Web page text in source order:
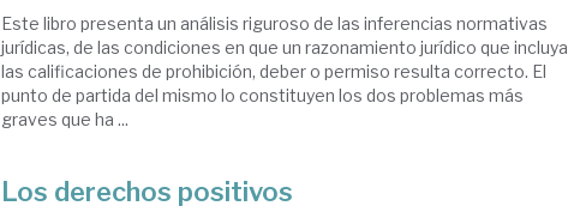
Este libro presenta un análisis riguroso de las inferencias normativas
jurídicas, de las condiciones en que un razonamiento jurídico que incluya
las calificaciones de prohibición, deber o permiso resulta correcto. El
punto de partida del mismo lo constituyen los dos problemas más
graves que ha ...
Los derechos positivos